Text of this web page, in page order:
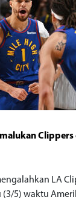
Clippers
LA
(3/5) waktu